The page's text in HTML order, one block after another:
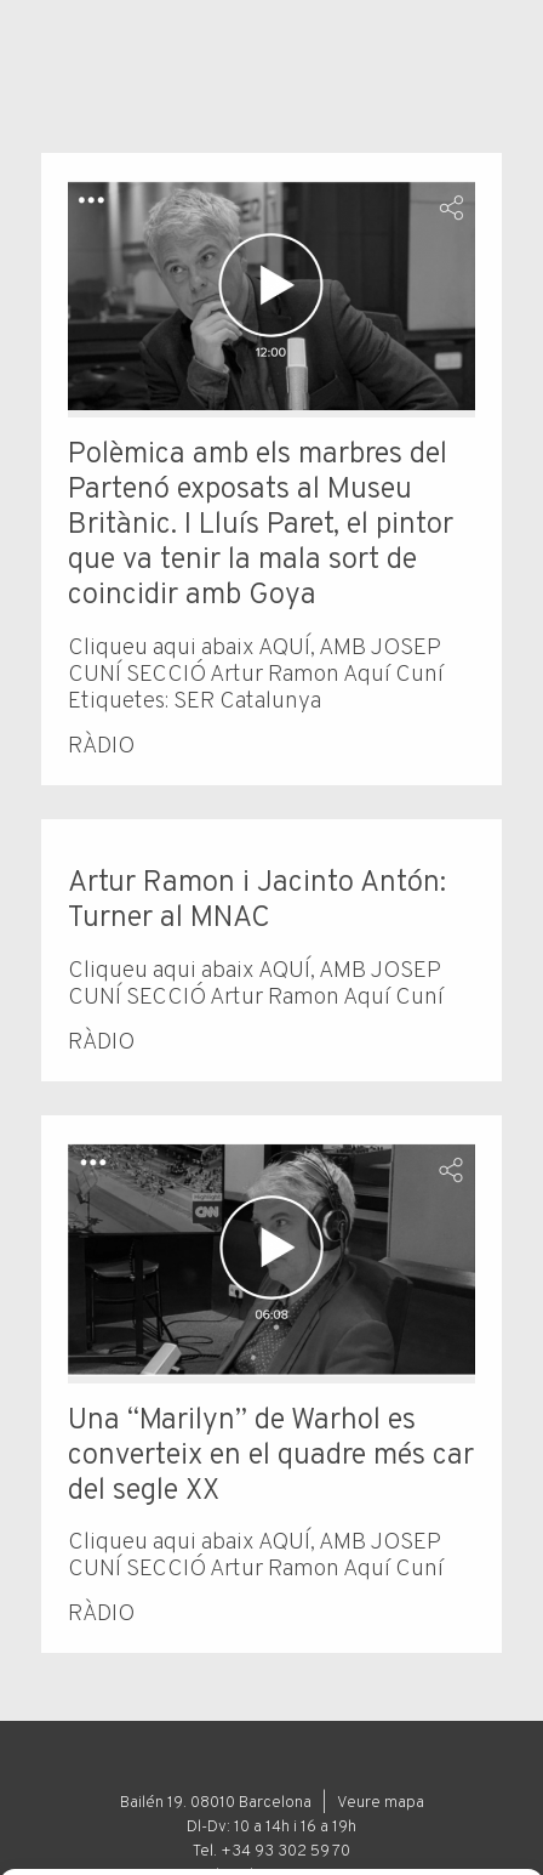
RÀDIO
Polèmica amb els marbres del
Partenó exposats al Museu
Britànic. I Lluís Paret, el pintor
que va tenir la mala sort de
coincidir amb Goya
Cliqueu aqui abaix AQUÍ, AMB JOSEP
CUNÍ SECCIÓ Artur Ramon Aquí Cuní
Etiquetes: SER Catalunya
RÀDIO
Artur Ramon i Jacinto Antón:
Turner al MNAC
Cliqueu aqui abaix AQUÍ, AMB JOSEP
CUNÍ SECCIÓ Artur Ramon Aquí Cuní
RÀDIO
Una “Marilyn” de Warhol es
converteix en el quadre més car
del segle XX
Cliqueu aqui abaix AQUÍ, AMB JOSEP
CUNÍ SECCIÓ Artur Ramon Aquí Cuní
Bailén 19. 08010 Barcelona | Veure mapa
Dl-Dv: 10 a 14h i 16 a 19h
Tel. +34 93 302 59 70